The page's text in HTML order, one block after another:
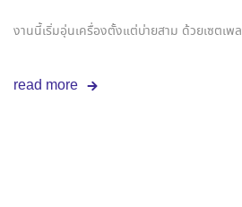
งานนี้เริ่มอุ่นเครื่องตั้งแต่บ่ายสาม ด้วยเซตเพ
read more